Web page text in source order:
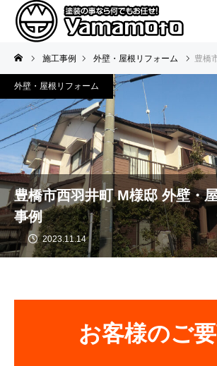
施工事例 外壁・屋根リフォーム 豊橋市西
豊橋市西羽井町 M様邸 外壁・
事例
2023.11.14
外壁・屋根リフォーム
お客様のご